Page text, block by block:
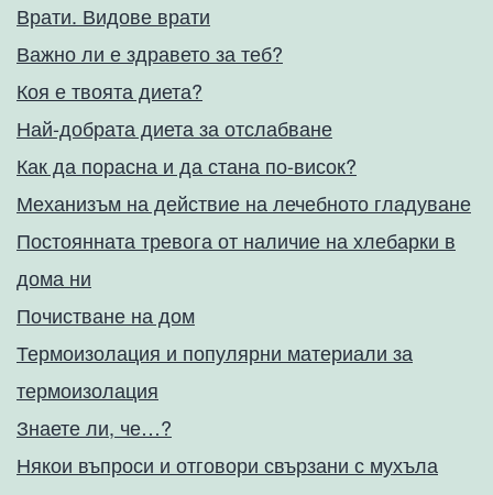
Врати. Видове врати
Важно ли е здравето за теб?
Коя е твоята диета?
Най-добрата диета за отслабване
Как да порасна и да стана по-висок?
Механизъм на действие на лечебното гладуване
Постоянната тревога от наличие на хлебарки в
дома ни
Почистване на дом
Термоизолация и популярни материали за
термоизолация
Знаете ли, че…?
Някои въпроси и отговори свързани с мухъла